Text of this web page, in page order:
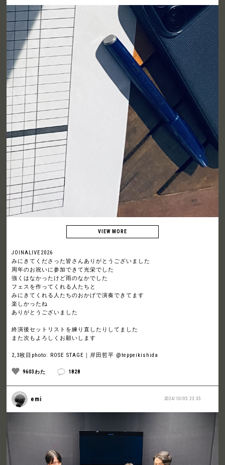
JOINALIVE2026
みにきてくださった皆さんありがとうございました
周年のお祝いに参加できて光栄でした
強くはなかったけど雨のなかでした
フェスを作ってくれる人たちと
みにきてくれる人たちのおかげで演奏できてます
楽しかったね
ありがとうございました
終演後セットリストを練り直したりしてました
また次もよろしくお願いします
2,3枚目photo: ROSE STAGE｜岸田哲平 @teppeikishida
9603わた 1828
2024/10/05 23:35
emi